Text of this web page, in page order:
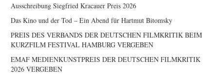
Ausschreibung Siegfried Kracauer Preis 2026
Das Kino und der Tod – Ein Abend für Hartmut Bitomsky
PREIS DES VERBANDS DER DEUTSCHEN FILMKRITIK BEIM
KURZFILM FESTIVAL HAMBURG VERGEBEN
EMAF MEDIENKUNSTPREIS DER DEUTSCHEN FILMKRITIK
2026 VERGEBEN